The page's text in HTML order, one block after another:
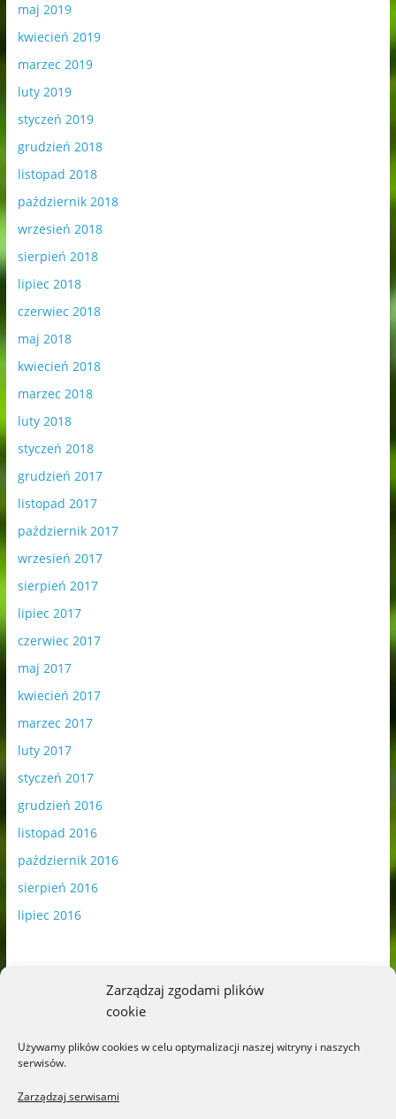
Zarządzaj zgodami plików
cookie
Używamy plików cookies w celu optymalizacji naszej witryny i naszych
serwisów.
Zarządzaj serwisami
maj 2019
kwiecień 2019
marzec 2019
luty 2019
styczeń 2019
grudzień 2018
listopad 2018
październik 2018
wrzesień 2018
sierpień 2018
lipiec 2018
czerwiec 2018
maj 2018
kwiecień 2018
marzec 2018
luty 2018
styczeń 2018
grudzień 2017
listopad 2017
październik 2017
wrzesień 2017
sierpień 2017
lipiec 2017
czerwiec 2017
maj 2017
kwiecień 2017
marzec 2017
luty 2017
styczeń 2017
grudzień 2016
listopad 2016
październik 2016
sierpień 2016
lipiec 2016